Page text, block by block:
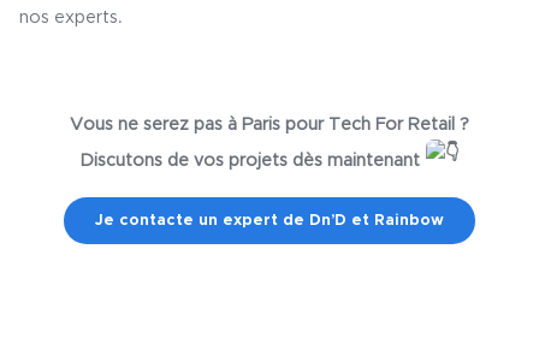
nos experts.
Vous ne serez pas à Paris pour Tech For Retail ?
Discutons de vos projets dès maintenant
Je contacte un expert de Dn’D et Rainbow